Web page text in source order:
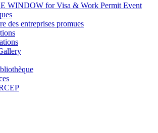
WINDOW for Visa & Work Permit Event
des entreprises promues